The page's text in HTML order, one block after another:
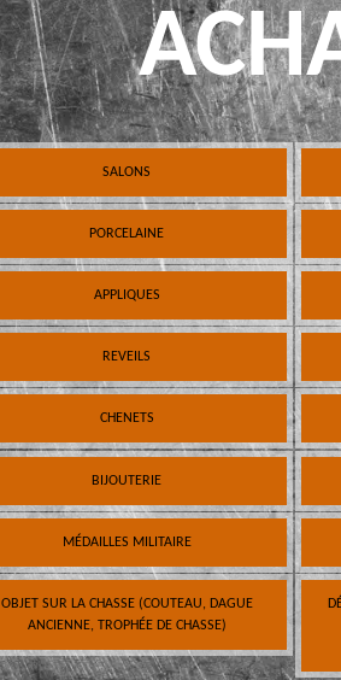
SALONS
PORCELAINE
APPLIQUES
REVEILS
CHENETS
BIJOUTERIE
MÉDAILLES MILITAIRE
OBJET SUR LA CHASSE (COUTEAU, DAGUE
ANCIENNE, TROPHÉE DE CHASSE)